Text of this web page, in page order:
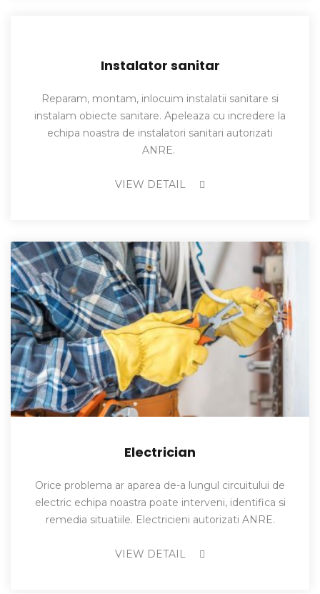
Instalator sanitar
Reparam, montam, inlocuim instalatii sanitare si
instalam obiecte sanitare. Apeleaza cu incredere la
echipa noastra de instalatori sanitari autorizati
ANRE.
VIEW DETAIL
Electrician
Orice problema ar aparea de-a lungul circuitului de
electric echipa noastra poate interveni, identifica si
remedia situatiile. Electricieni autorizati ANRE.
VIEW DETAIL